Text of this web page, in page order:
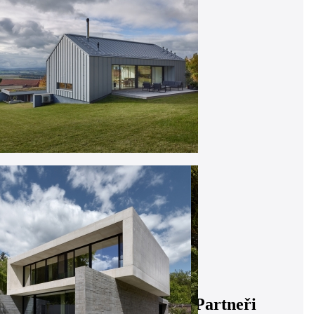
Partneři